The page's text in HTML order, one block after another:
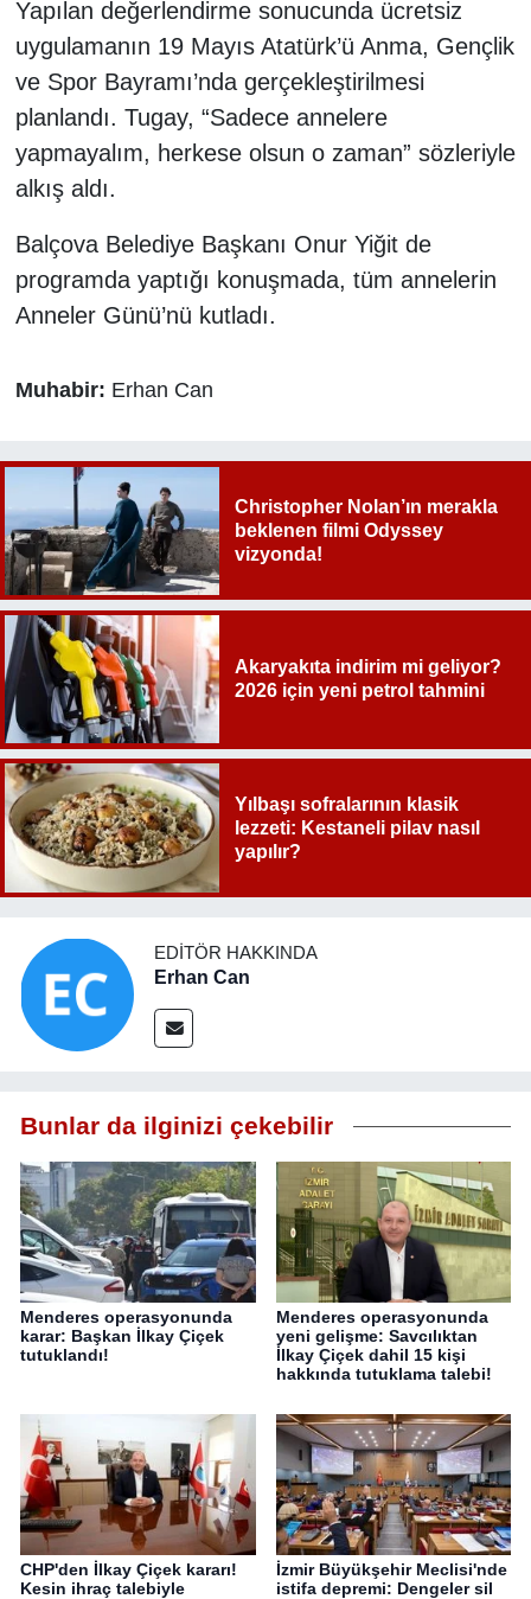
Yapılan değerlendirme sonucunda ücretsiz
uygulamanın 19 Mayıs Atatürk’ü Anma, Gençlik
ve Spor Bayramı’nda gerçekleştirilmesi
planlandı. Tugay, “Sadece annelere
yapmayalım, herkese olsun o zaman” sözleriyle
alkış aldı.
Balçova Belediye Başkanı Onur Yiğit de
programda yaptığı konuşmada, tüm annelerin
Anneler Günü’nü kutladı.
Muhabir: Erhan Can
Christopher Nolan’ın merakla
beklenen filmi Odyssey
vizyonda!
Akaryakıta indirim mi geliyor?
2026 için yeni petrol tahmini
Yılbaşı sofralarının klasik
lezzeti: Kestaneli pilav nasıl
yapılır?
EDITÖR HAKKINDA
Erhan Can
Bunlar da ilginizi çekebilir
Menderes operasyonunda
karar: Başkan İlkay Çiçek
tutuklandı!
Menderes operasyonunda
yeni gelişme: Savcılıktan
İlkay Çiçek dahil 15 kişi
hakkında tutuklama talebi!
CHP'den İlkay Çiçek kararı!
Kesin ihraç talebiyle
İzmir Büyükşehir Meclisi'nde
istifa depremi: Dengeler sil